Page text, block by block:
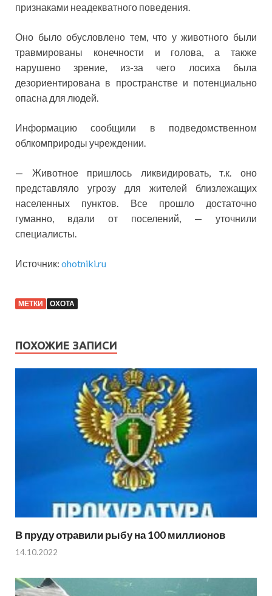
признаками неадекватного поведения.
Оно было обусловлено тем, что у животного были
травмированы конечности и голова, а также
нарушено зрение, из-за чего лосиха была
дезориентирована в пространстве и потенциально
опасна для людей.
Информацию сообщили в подведомственном
облкомприроды учреждении.
— Животное пришлось ликвидировать, т.к. оно
представляло угрозу для жителей близлежащих
населенных пунктов. Все прошло достаточно
гуманно, вдали от поселений, — уточнили
специалисты.
Источник: ohotniki.ru
МЕТКИ ОХОТА
ПОХОЖИЕ ЗАПИСИ
В пруду отравили рыбу на 100 миллионов
14.10.2022